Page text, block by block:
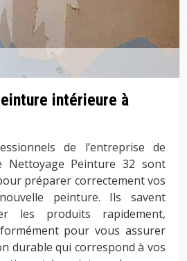
intérieure à
de l’entreprise de
Nettoyage Peinture 32 sont
préparer correctement vos
peinture. Ils savent
les produits rapidement,
pour vous assurer
durable qui correspond à vos